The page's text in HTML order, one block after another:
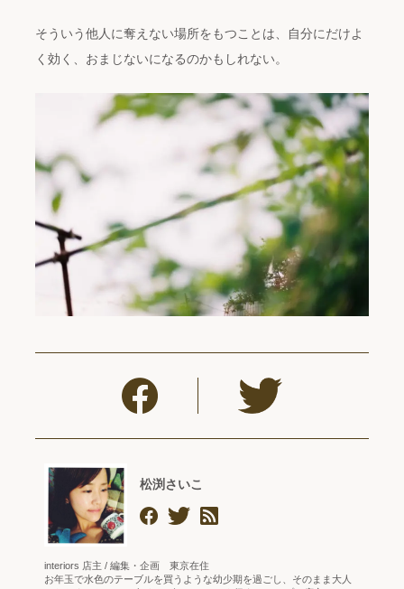
そういう他人に奪えない場所をもつことは、自分にだけよ
く効く、おまじないになるのかもしれない。
松渕さいこ
interiors 店主 / 編集・企画 東京在住
お年玉で水色のテーブルを買うような幼少期を過ごし、そのまま大人